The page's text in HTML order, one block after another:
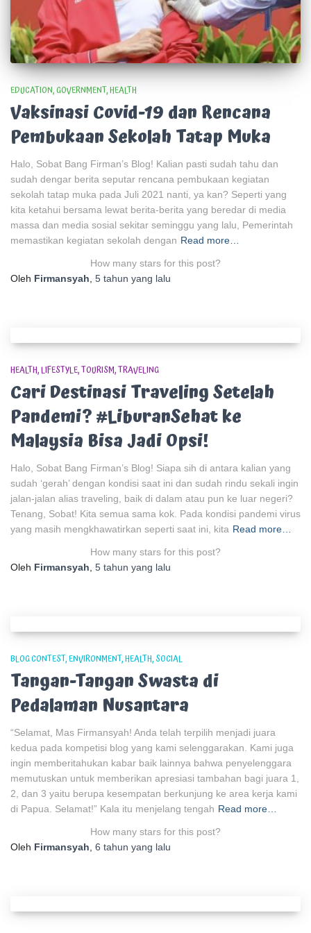
EDUCATION GOVERNMENT HEALTH
Vaksinasi Covid-19 dan Rencana
Pembukaan Sekolah Tatap Muka
Halo, Sobat Bang Firman’s Blog! Kalian pasti sudah tahu dan
sudah dengar berita seputar rencana pembukaan kegiatan
sekolah tatap muka pada Juli 2021 nanti, ya kan? Seperti yang
kita ketahui bersama lewat berita-berita yang beredar di media
massa dan media sosial sekitar seminggu yang lalu, Pemerintah
memastikan kegiatan sekolah dengan Read more…
How many stars for this post?
Oleh Firmansyah, 5 tahun yang lalu
HEALTH LIFESTYLE TOURISM TRAVELING
Cari Destinasi Traveling Setelah
Pandemi? #LiburanSehat ke
Malaysia Bisa Jadi Opsi!
Halo, Sobat Bang Firman’s Blog! Siapa sih di antara kalian yang
sudah ‘gerah’ dengan kondisi saat ini dan sudah rindu sekali ingin
jalan-jalan alias traveling, baik di dalam atau pun ke luar negeri?
Tenang, Sobat! Kita semua sama kok. Pada kondisi pandemi virus
yang masih mengkhawatirkan seperti saat ini, kita Read more…
How many stars for this post?
Oleh Firmansyah, 5 tahun yang lalu
BLOG CONTEST ENVIRONMENT HEALTH SOCIAL
Tangan-Tangan Swasta di
Pedalaman Nusantara
“Selamat, Mas Firmansyah! Anda telah terpilih menjadi juara
kedua pada kompetisi blog yang kami selenggarakan. Kami juga
ingin memberitahukan kabar baik lainnya bahwa penyelenggara
memutuskan untuk memberikan apresiasi tambahan bagi juara 1,
2, dan 3 yaitu berupa kesempatan berkunjung ke area kerja kami
di Papua. Selamat!” Kala itu menjelang tengah Read more…
How many stars for this post?
Oleh Firmansyah, 6 tahun yang lalu